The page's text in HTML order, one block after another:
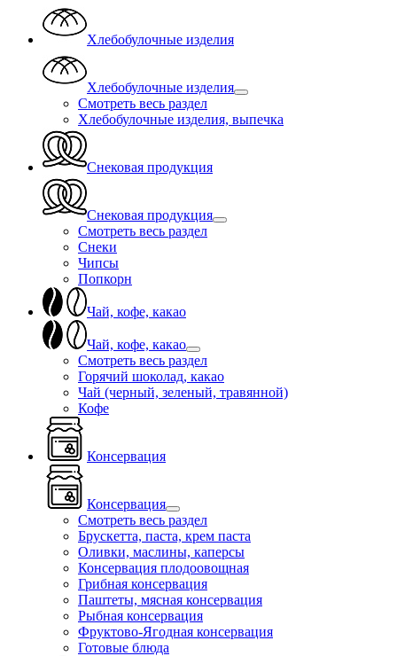
Хлебобулочные изделия
Хлебобулочные изделия
Смотреть весь раздел
Хлебобулочные изделия, выпечка
Снековая продукция
Снековая продукция
Смотреть весь раздел
Снеки
Чипсы
Попкорн
Чай, кофе, какао
Чай, кофе, какао
Смотреть весь раздел
Горячий шоколад, какао
Чай (черный, зеленый, травянной)
Кофе
Консервация
Консервация
Смотреть весь раздел
Брускетта, паста, крем паста
Оливки, маслины, каперсы
Консервация плодоовощная
Грибная консервация
Паштеты, мясная консервация
Рыбная консервация
Фруктово-Ягодная консервация
Готовые блюда